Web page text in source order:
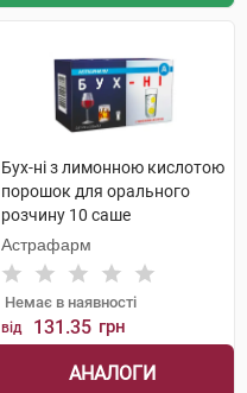
Бух-ні з лимонною кислотою
порошок для орального
розчину 10 саше
Астрафарм
Немає в наявності
від 131.35 грн
АНАЛОГИ